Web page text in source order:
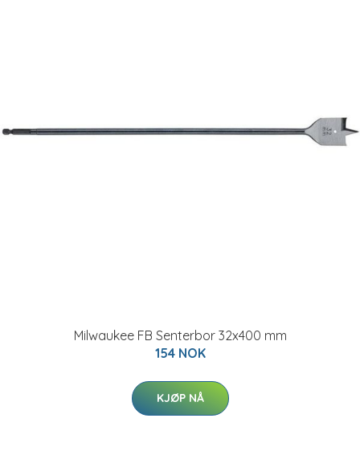
Milwaukee FB Senterbor 32x400 mm
154 NOK
KJØP NÅ